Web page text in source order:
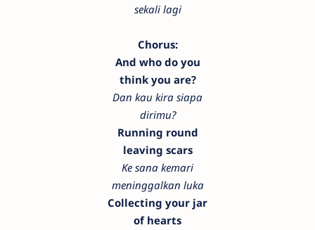
sekali lagi
Chorus:
And who do you
think you are?
Dan kau kira siapa
dirimu?
Running round
leaving scars
Ke sana kemari
meninggalkan luka
Collecting your jar
of hearts